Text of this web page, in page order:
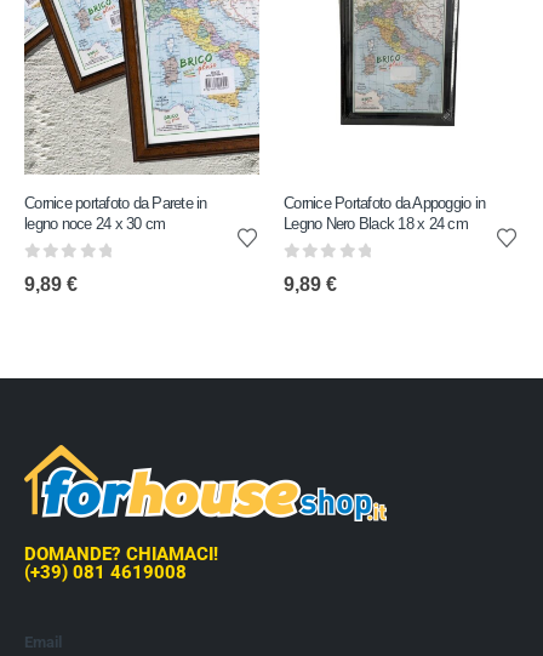
Cornice portafoto da Parete in
legno noce 24 x 30 cm
9,89 €
Cornice Portafoto da Appoggio in
Legno Nero Black 18 x 24 cm
9,89 €
DOMANDE? CHIAMACI!
(+39) 081 4619008
Email